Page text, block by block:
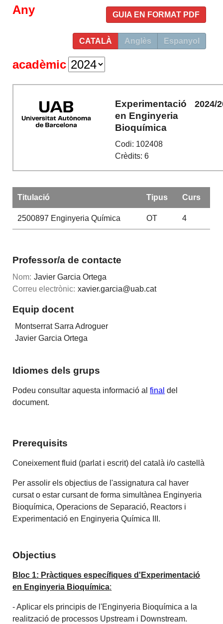
GUIA EN FORMAT PDF
CATALÀ Anglès Espanyol
Any
acadèmic
Experimentació
en Enginyeria
Bioquímica
Codi: 102408
Crèdits: 6
2024/
Titulació Tipus Curs
2500897 Enginyeria Química OT 4
Professor/a de contacte
Nom: Javier Garcia Ortega
Correu electrònic: xavier.garcia@uab.cat
Equip docent
Montserrat Sarra Adroguer
Javier Garcia Ortega
Idiomes dels grups
Podeu consultar aquesta informació alfinal del
document.
Prerequisits
Coneixement fluid (parlat i escrit) del català i/o castellà
Per assolir els objectius de l'assignatura cal haver
cursat o estar cursant de forma simultànea Enginyeria
Bioquímica, Operacions de Separació, Reactors i
Experimentació en Enginyeria Química III.
Objectius
Bloc 1: Pràctiques específiques d'Experimentació
en Enginyeria Bioquímica:
- Aplicar els principis de l'Enginyeria Bioquímica a la
realització de processos Upstream i Downstream.